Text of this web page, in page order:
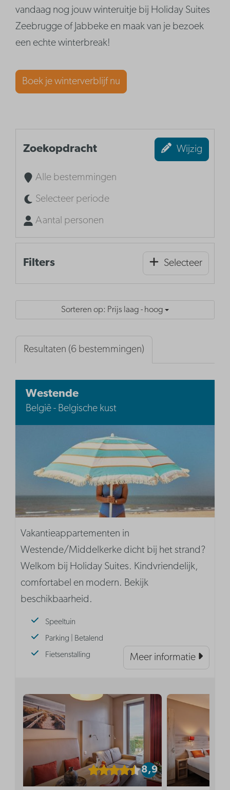
vandaag nog jouw winteruitje bij Holiday Suites
Zeebrugge of Jabbeke en maak van je bezoek
een echte winterbreak!
Boek je winterverblijf nu
Zoekopdracht Wijzig
Alle bestemmingen
Selecteer periode
Aantal personen
Filters Selecteer
Sorteren op: Prijs laag - hoog
Resultaten (6 bestemmingen)
Westende
België - Belgische kust
Vakantieappartementen in
Westende/Middelkerke dicht bij het strand?
Welkom bij Holiday Suites. Kindvriendelijk,
comfortabel en modern. Bekijk
beschikbaarheid.
Speeltuin
Parking | Betalend
Fietsenstalling
Meer informatie
8,9